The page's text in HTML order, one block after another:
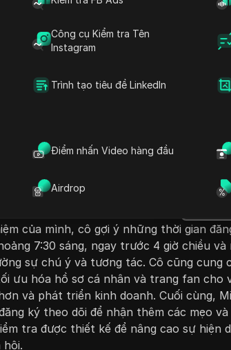
Công cụ Kiểm tra Tên
Instagram
Trình tạo tiêu đề LinkedIn
Điểm nhấn Video hàng đầu
Airdrop
Đặt
Đặt
Online với Michele thảo luận về các chiến
trên Facebook nhằm tối đa hóa mức độ
mạnh tầm quan trọng của việc sử dụng
thời gian tối ưu khi khán giả của bạn
nhấn mạnh nhu cầu đăng bài ngay
của mình, cô gợi ý những thời gian
7:30 sáng, ngay trước 4 giờ chiều và
sự chú ý và tương tác. Cô cũng cung
ưu hóa hồ sơ cá nhân và trang fan cho
và phát triển kinh doanh. Cuối cùng,
ký theo dõi để nhận thêm các mẹo
tra được thiết kế để nâng cao sự hiện
hội.